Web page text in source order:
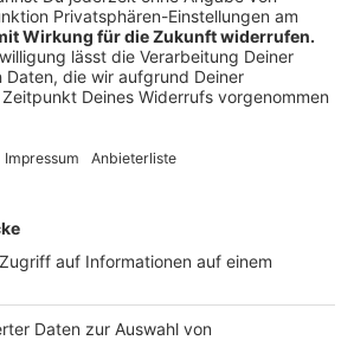
des Service zu, um dieses
Video anzusehen.
Mehr Informationen
Akzeptieren
Management Platform
- Castle (feat. FAST BOY)